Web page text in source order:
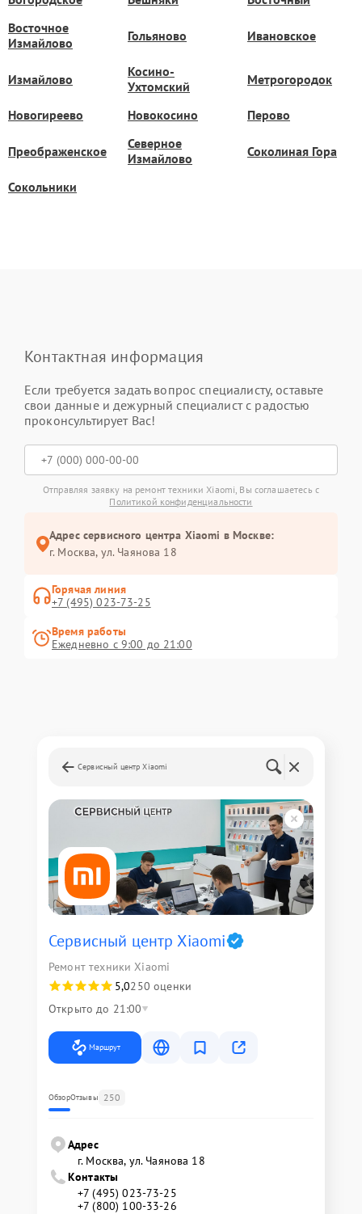
Восточное
Измайлово
Гольяново Ивановское
Измайлово
Косино-
Ухтомский
Метрогородок
Новогиреево Новокосино Перово
Преображенское
Северное
Измайлово
Соколиная Гора
Сокольники
Контактная информация
Если требуется задать вопрос специалисту, оставьте
свои данные и дежурный специалист с радостью
проконсультирует Вас!
Отправляя заявку на ремонт техники Xiaomi, Вы соглашаетесь с
Политикой конфиденциальности
Адрес сервисного центра Xiaomi в Москве:
г. Москва, ул. Чаянова 18
Горячая линия
+7 (495) 023-73-25
Время работы
Ежедневно с 9:00 до 21:00
Сервисный центр Xiaomi
Сервисный центр Xiaomi
Ремонт техники Xiaomi
5,0250 оценки
Открыто до 21:00
Маршрут
ОбзорОтзывы 250
Адрес
г. Москва, ул. Чаянова 18
Контакты
+7 (495) 023-73-25
+7 (800) 100-33-26